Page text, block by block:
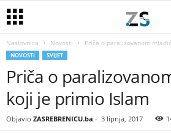
Naslovnica Novosti Priča o paralizovanom
NOVOSTI SVIJET
Priča o
koji je primio Islam
Objavio ZASREBRENICU.ba - 3 lipnja, 2017